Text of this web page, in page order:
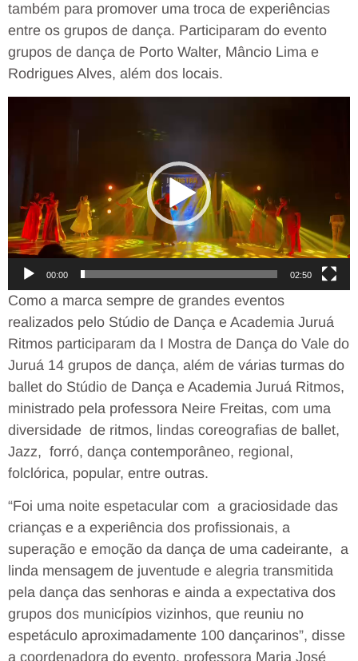
também para promover uma troca de experiências
entre os grupos de dança. Participaram do evento
grupos de dança de Porto Walter, Mâncio Lima e
Rodrigues Alves, além dos locais.
00:00 02:50
Como a marca sempre de grandes eventos
realizados pelo Stúdio de Dança e Academia Juruá
Ritmos participaram da I Mostra de Dança do Vale do
Juruá 14 grupos de dança, além de várias turmas do
ballet do Stúdio de Dança e Academia Juruá Ritmos,
ministrado pela professora Neire Freitas, com uma
diversidade de ritmos, lindas coreografias de ballet,
Jazz, forró, dança contemporâneo, regional,
folclórica, popular, entre outras.
“Foi uma noite espetacular com a graciosidade das
crianças e a experiência dos profissionais, a
superação e emoção da dança de uma cadeirante, a
linda mensagem de juventude e alegria transmitida
pela dança das senhoras e ainda a expectativa dos
grupos dos municípios vizinhos, que reuniu no
espetáculo aproximadamente 100 dançarinos”, disse
a coordenadora do evento, professora Maria José